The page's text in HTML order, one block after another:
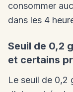
consommer
dans les 4
Seuil de 0,2
et certains
Le seuil de 0,2